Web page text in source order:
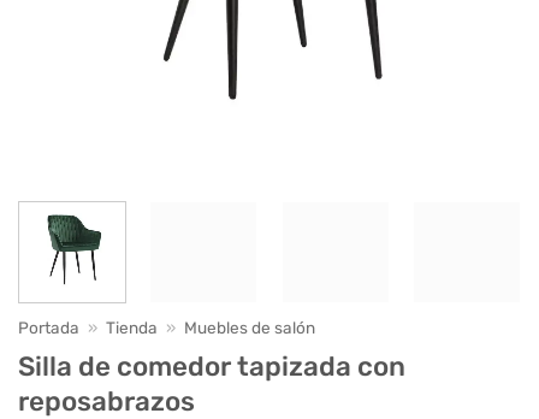
Portada » Tienda » Muebles de salón
Silla de comedor tapizada con
reposabrazos